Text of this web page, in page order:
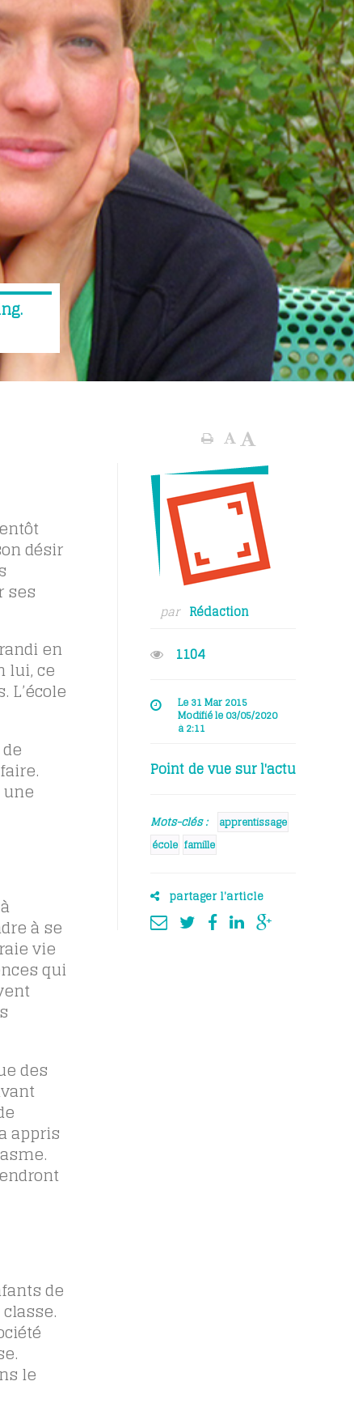
désir
ses
en
lui, ce
à se
vie
qui
des
appris
de
le
par Rédaction
1104
Le 31 Mar 2015
Modifié le 03/05/2020
à 2:11
Point de vue sur l'actu
Mots-clés :
apprentissage
école famille
partager l'article